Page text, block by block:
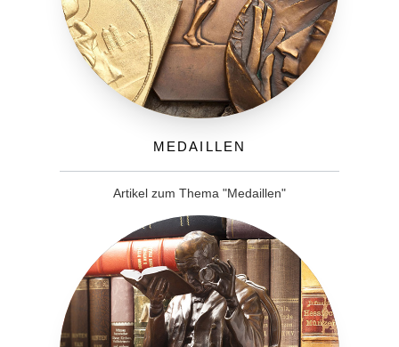
Medaillen
Artikel zum Thema "Medaillen"